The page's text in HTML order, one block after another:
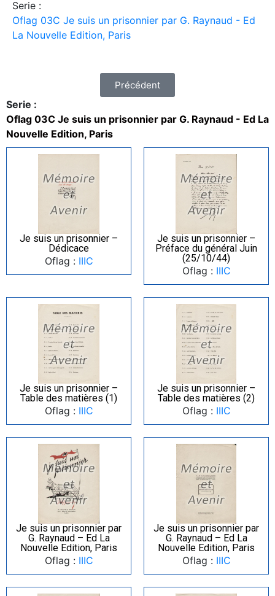
Serie :
Oflag 03C Je suis un prisonnier par G. Raynaud - Ed
La Nouvelle Edition, Paris
Précédent
Serie :
Oflag 03C Je suis un prisonnier par G. Raynaud - Ed La
Nouvelle Edition, Paris
Je suis un prisonnier –
Dédicace
Oflag : IIIC
Je suis un prisonnier –
Préface du général Juin
(25/10/44)
Oflag : IIIC
Je suis un prisonnier –
Table des matières (1)
Oflag : IIIC
Je suis un prisonnier –
Table des matières (2)
Oflag : IIIC
Je suis un prisonnier par
G. Raynaud – Ed La
Nouvelle Edition, Paris
Oflag : IIIC
Je suis un prisonnier par
G. Raynaud – Ed La
Nouvelle Edition, Paris
Oflag : IIIC